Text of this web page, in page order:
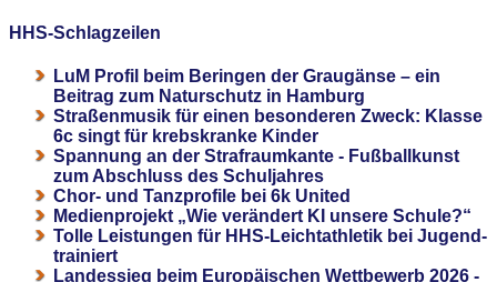
HHS-Schlagzeilen
LuM Profil beim Beringen der Graugänse – ein
Beitrag zum Naturschutz in Hamburg
Straßenmusik für einen besonderen Zweck: Klasse
6c singt für krebskranke Kinder
Spannung an der Strafraumkante - Fußballkunst
zum Abschluss des Schuljahres
Chor- und Tanzprofile bei 6k United
Medienprojekt „Wie verändert KI unsere Schule?“
Tolle Leistungen für HHS-Leichtathletik bei Jugend-
trainiert
Landessieg beim Europäischen Wettbewerb 2026 -